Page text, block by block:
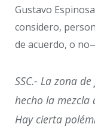
Gustavo
considero,
de acuerdo, o
SSC.- La zona
hecho la mezcla
Hay cierta